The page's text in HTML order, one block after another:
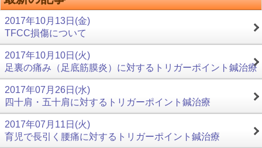
2017年10月13日(金)
TFCC損傷について
2017年10月10日(火)
足裏の痛み（足底筋膜炎）に対するトリガーポイント鍼治療
2017年07月26日(水)
四十肩・五十肩に対するトリガーポイント鍼治療
2017年07月11日(火)
育児で長引く腰痛に対するトリガーポイント鍼治療